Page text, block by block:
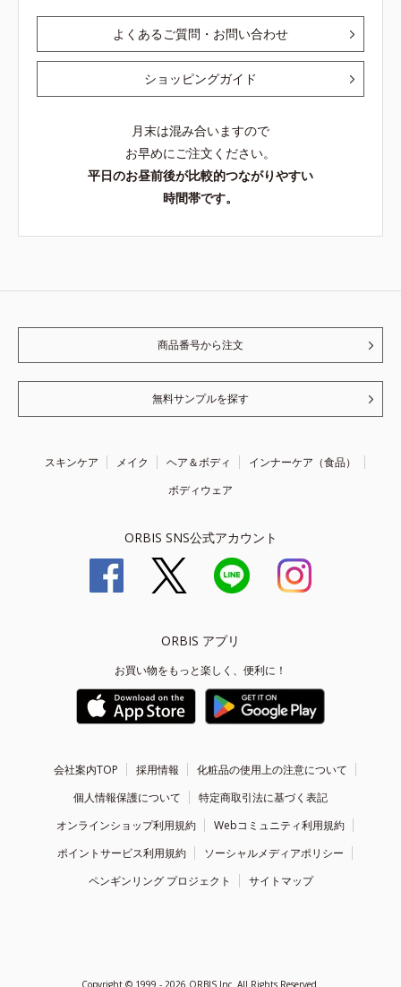
よくあるご質問・お問い合わせ
ショッピングガイド
月末は混み合いますので
お早めにご注文ください。
平日のお昼前後が比較的つながりやすい
時間帯です。
商品番号から注文
無料サンプルを探す
スキンケア メイク ヘア＆ボディ
インナーケア（食品）
ボディウェア
ORBIS SNS公式アカウント
ORBIS アプリ
お買い物をもっと楽しく、便利に！
会社案内TOP 採用情報
化粧品の使用上の注意について
個人情報保護について
特定商取引法に基づく表記
オンラインショップ利用規約
Webコミュニティ利用規約
ポイントサービス利用規約
ソーシャルメディアポリシー
ペンギンリング プロジェクト
サイトマップ